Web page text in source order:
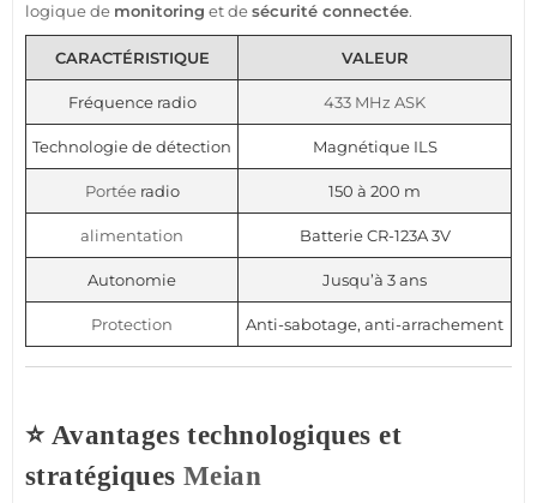
logique de monitoring et desécurité connectée.
CARACTÉRISTIQUE VALEUR
Fréquence radio 433 MHz ASK
Technologie de détection Magnétique ILS
Portéeradio 150 à 200 m
alimentation Batterie CR-123A 3V
Autonomie Jusqu’à 3 ans
Protection Anti-sabotage, anti-arrachement
⭐ Avantages technologiques et
stratégiques Meian